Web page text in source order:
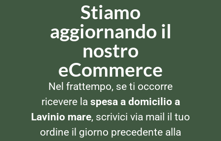
VINO ROSSO VINO ROSSO
Stiamo
aggiornando il
nostro
eCommerce
Nel frattempo, se ti occorre
ricevere la spesa a domicilio a
Lavinio mare, scrivici via mail il tuo
ordine il giorno precedente alla